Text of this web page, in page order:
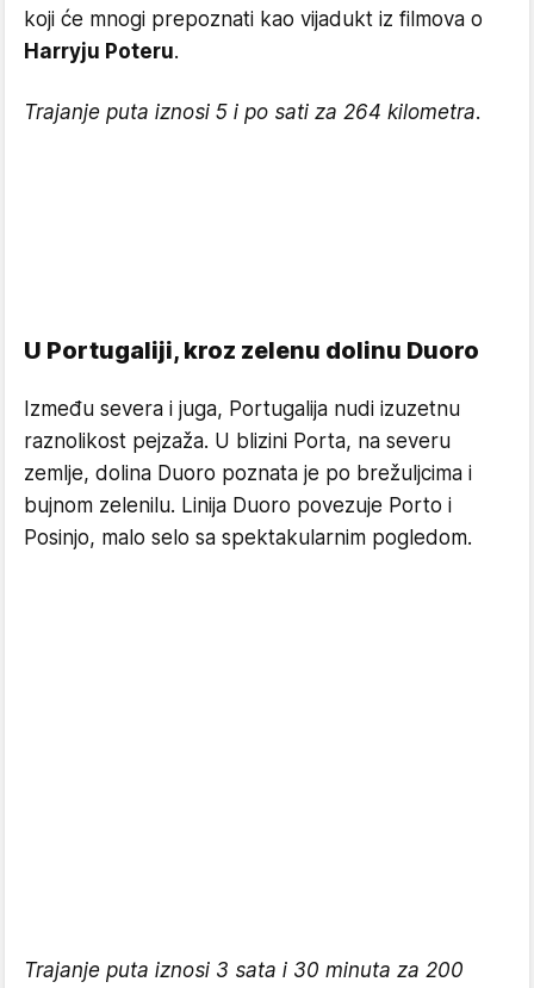
koji će mnogi prepoznati kao vijadukt iz filmova o
Harryju Poteru.
Trajanje puta iznosi 5 i po sati za 264 kilometra.
U Portugaliji, kroz zelenu dolinu Duoro
Između severa i juga, Portugalija nudi izuzetnu
raznolikost pejzaža. U blizini Porta, na severu
zemlje, dolina Duoro poznata je po brežuljcima i
bujnom zelenilu. Linija Duoro povezuje Porto i
Posinjo, malo selo sa spektakularnim pogledom.
Trajanje puta iznosi 3 sata i 30 minuta za 200